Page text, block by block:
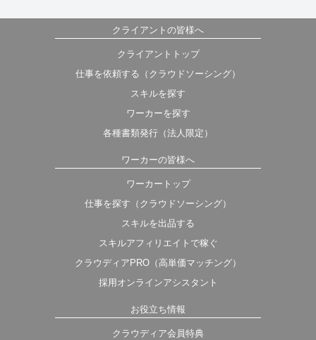
クライアントの皆様へ
クライアントトップ
仕事を依頼する（クラウドソーシング）
スキルを探す
ワーカーを探す
各種書類発行（法人限定）
ワーカーの皆様へ
ワーカートップ
仕事を探す（クラウドソーシング）
スキルを出品する
スキルアフィリエイトで稼ぐ
クラウディアPRO（高単価マッチング）
採用オンラインアシスタント
お役立ち情報
クラウディア会員特典